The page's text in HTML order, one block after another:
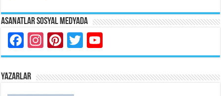
Asanatlar Sosyal Medyada
Facebook
Instagram
Pinterest
Twitter
YAZARLAR